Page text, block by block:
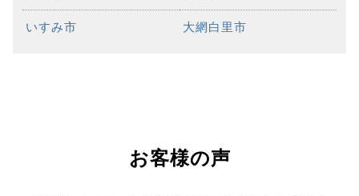
いすみ市 大網白里市
お客様の声